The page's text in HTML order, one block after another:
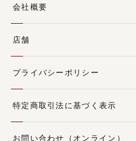
会社概要
店舗
プライバシーポリシー
特定商取引法に基づく表示
お問い合わせ（オンライン）